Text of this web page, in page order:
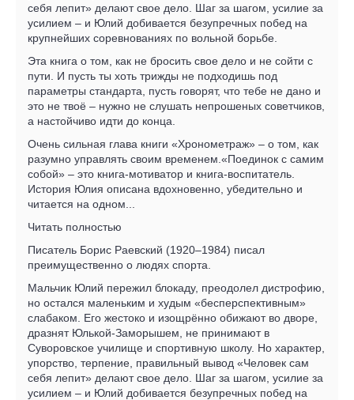
себя лепит» делают свое дело. Шаг за шагом, усилие за
усилием – и Юлий добивается безупречных побед на
крупнейших соревнованиях по вольной борьбе.
Эта книга о том, как не бросить свое дело и не сойти с
пути. И пусть ты хоть трижды не подходишь под
параметры стандарта, пусть говорят, что тебе не дано и
это не твоё – нужно не слушать непрошеных советчиков,
а настойчиво идти до конца.
Очень сильная глава книги «Хронометраж» – о том, как
разумно управлять своим временем.«Поединок с самим
собой» – это книга-мотиватор и книга-воспитатель.
История Юлия описана вдохновенно, убедительно и
читается на одном...
Читать полностью
Писатель Борис Раевский (1920–1984) писал
преимущественно о людях спорта.
Мальчик Юлий пережил блокаду, преодолел дистрофию,
но остался маленьким и худым «бесперспективным»
слабаком. Его жестоко и изощрённо обижают во дворе,
дразнят Юлькой-Заморышем, не принимают в
Суворовское училище и спортивную школу. Но характер,
упорство, терпение, правильный вывод «Человек сам
себя лепит» делают свое дело. Шаг за шагом, усилие за
усилием – и Юлий добивается безупречных побед на